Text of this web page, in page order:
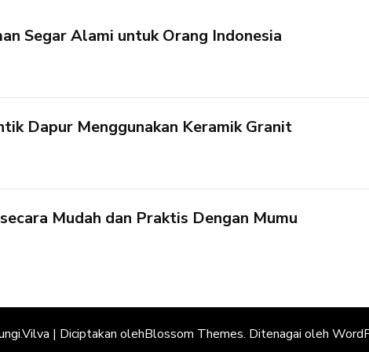
Segar Alami untuk Orang Indonesia
Dapur Menggunakan Keramik Granit
Mudah dan Praktis Dengan Mumu
Vilva | Diciptakan olehBlossom Themes. Ditenagai oleh